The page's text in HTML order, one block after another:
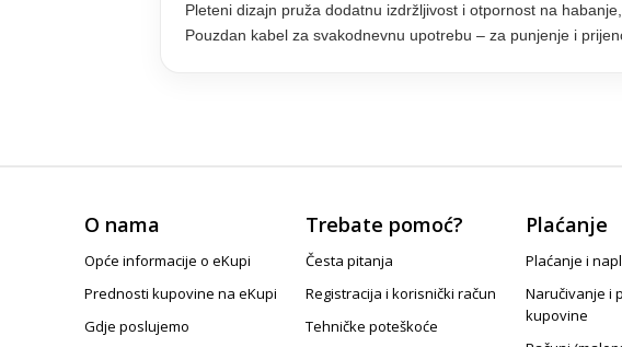
Pleteni dizajn pruža dodatnu izdržljivost i otpornost na
Pouzdan kabel za svakodnevnu upotrebu – za punjenje i
O nama
Opće informacije o eKupi
Prednosti kupovine na eKupi
Gdje poslujemo
Trebate pomoć?
Česta pitanja
Registracija i korisnički račun
Tehničke poteškoće
Plaćanje
Plaćanje i
Naručivanje i
kupovine